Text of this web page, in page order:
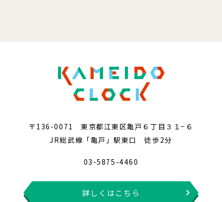
〒136-0071 東京都江東区亀戸６丁目３１−６
JR総武線「亀戸」駅東口 徒歩2分
03-5875-4460
詳しくはこちら